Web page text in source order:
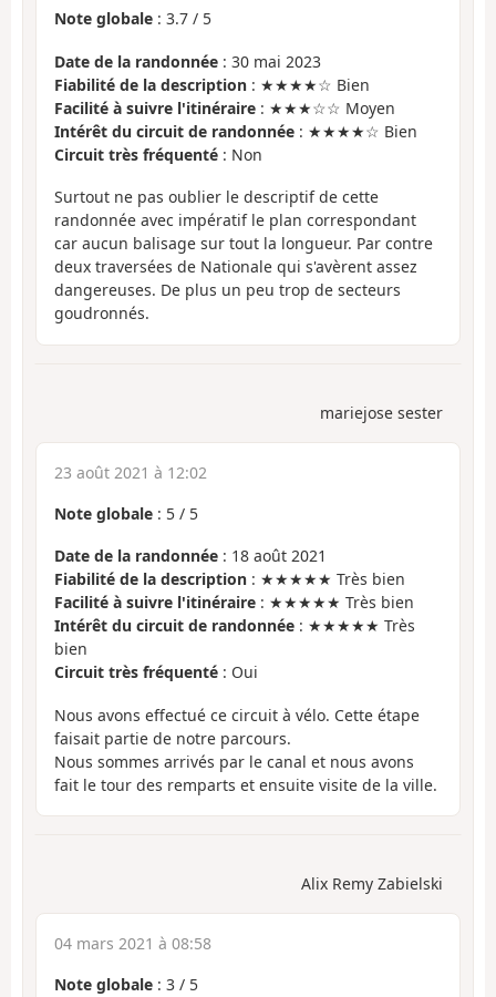
Note globale : 3.7 / 5
Date de la randonnée : 30 mai 2023
Fiabilité de la description : ★★★★☆ Bien
Facilité à suivre l'itinéraire : ★★★☆☆ Moyen
Intérêt du circuit de randonnée : ★★★★☆ Bien
Circuit très fréquenté : Non
Surtout ne pas oublier le descriptif de cette
randonnée avec impératif le plan correspondant
car aucun balisage sur tout la longueur. Par contre
deux traversées de Nationale qui s'avèrent assez
dangereuses. De plus un peu trop de secteurs
goudronnés.
mariejose sester
23 août 2021 à 12:02
Note globale : 5 / 5
Date de la randonnée : 18 août 2021
Fiabilité de la description : ★★★★★ Très bien
Facilité à suivre l'itinéraire : ★★★★★ Très bien
Intérêt du circuit de randonnée : ★★★★★ Très
bien
Circuit très fréquenté : Oui
Nous avons effectué ce circuit à vélo. Cette étape
faisait partie de notre parcours.
Nous sommes arrivés par le canal et nous avons
fait le tour des remparts et ensuite visite de la ville.
Alix Remy Zabielski
04 mars 2021 à 08:58
Note globale : 3 / 5